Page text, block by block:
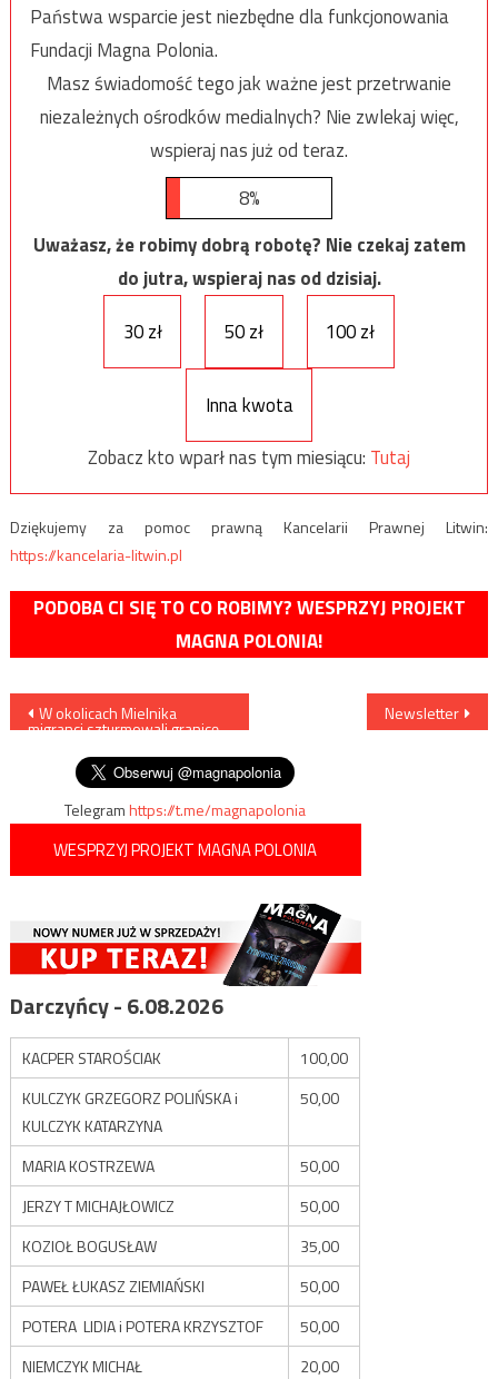
Państwa wsparcie jest niezbędne dla funkcjonowania
Fundacji Magna Polonia.
Masz świadomość tego jak ważne jest przetrwanie
niezależnych ośrodków medialnych? Nie zwlekaj więc,
wspieraj nas już od teraz.
8%
Uważasz, że robimy dobrą robotę? Nie czekaj zatem
do jutra, wspieraj nas od dzisiaj.
30 zł
50 zł 100 zł
Inna kwota
Zobacz kto wparł nas tym miesiącu: Tutaj
Dziękujemy za pomoc prawną Kancelarii Prawnej Litwin:
https://kancelaria-litwin.pl
PODOBA CI SIĘ TO CO ROBIMY? WESPRZYJ PROJEKT
MAGNA POLONIA!
Nawigacja
wpisu
W okolicach Mielnika
migranci szturmowali granicę
Newsletter
Telegramhttps://t.me/magnapolonia
WESPRZYJ PROJEKT MAGNA POLONIA
Darczyńcy - 6.08.2026
KACPER STAROŚCIAK
100,00
KULCZYK GRZEGORZ POLIŃSKA i
KULCZYK KATARZYNA
50,00
MARIA KOSTRZEWA
50,00
JERZY T MICHAJŁOWICZ
50,00
KOZIOŁ BOGUSŁAW
35,00
PAWEŁ ŁUKASZ ZIEMIAŃSKI
50,00
POTERA LIDIA i POTERA KRZYSZTOF
50,00
NIEMCZYK MICHAŁ
20,00